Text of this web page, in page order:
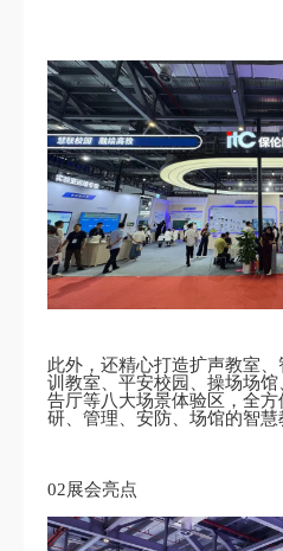
此外，还精心打造扩声教室
训教室、平安校园、操场场
告厅等八大场景体验区，全
研、管理、安防、场馆的智慧
02展会亮点